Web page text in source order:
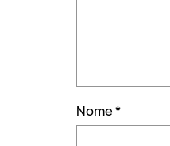
Nome*